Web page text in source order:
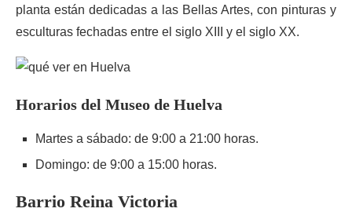
planta están dedicadas a las Bellas Artes, con pinturas y
esculturas fechadas entre el siglo XIII y el siglo XX.
Horarios del Museo de Huelva
Martes a sábado: de 9:00 a 21:00 horas.
Domingo: de 9:00 a 15:00 horas.
Barrio Reina Victoria